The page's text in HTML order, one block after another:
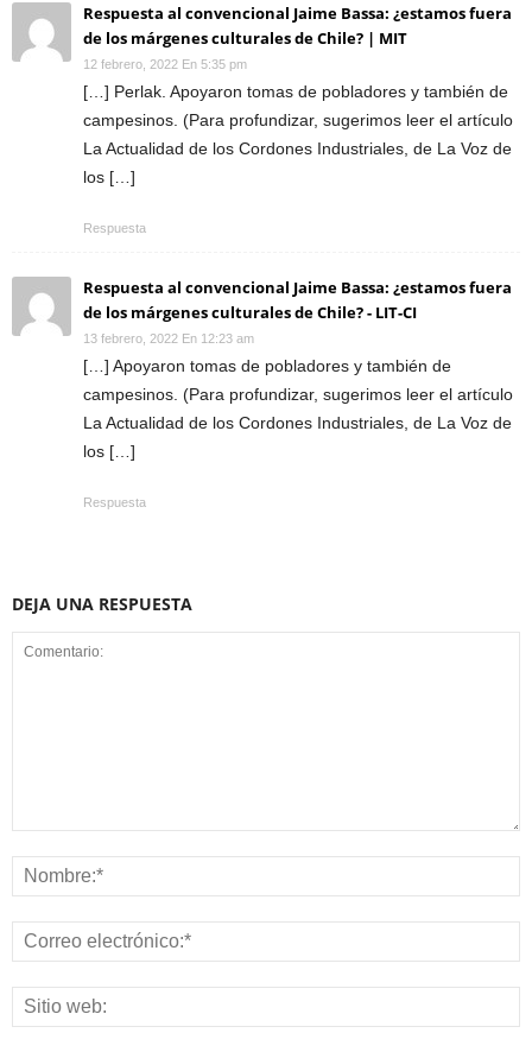
Respuesta al convencional Jaime Bassa: ¿estamos fuera
de los márgenes culturales de Chile? | MIT
12 febrero, 2022 En 5:35 pm
[…] Perlak. Apoyaron tomas de pobladores y también de
campesinos. (Para profundizar, sugerimos leer el artículo
La Actualidad de los Cordones Industriales, de La Voz de
los […]
Respuesta
Respuesta al convencional Jaime Bassa: ¿estamos fuera
de los márgenes culturales de Chile? - LIT-CI
13 febrero, 2022 En 12:23 am
[…] Apoyaron tomas de pobladores y también de
campesinos. (Para profundizar, sugerimos leer el artículo
La Actualidad de los Cordones Industriales, de La Voz de
los […]
Respuesta
DEJA UNA RESPUESTA